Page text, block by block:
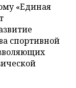
«Единая
спортивной